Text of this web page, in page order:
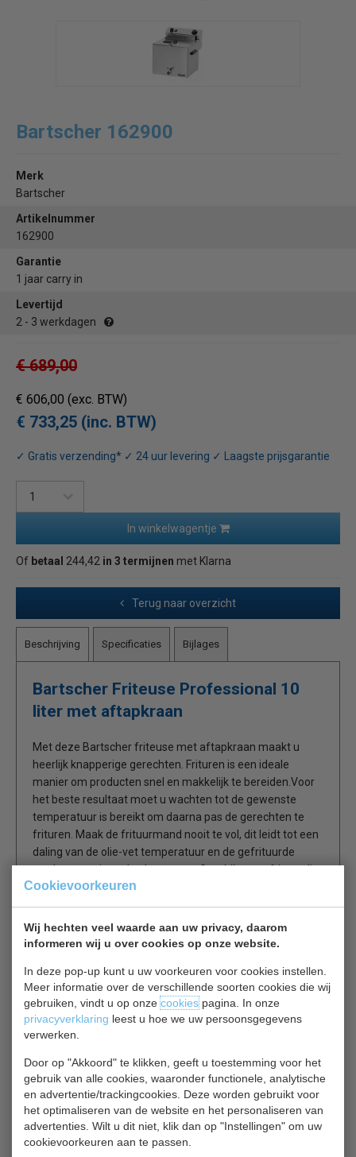
Cookievoorkeuren
Wij hechten veel waarde aan uw privacy, daarom
informeren wij u over cookies op onze website.
In deze pop-up kunt u uw voorkeuren voor cookies instellen.
Meer informatie over de verschillende soorten cookies die wij
gebruiken, vindt u op onzecookiespagina. In onze
privacyverklaring leest u hoe we uw persoonsgegevens
verwerken.
Door op "Akkoord" te klikken, geeft u toestemming voor het
gebruik van alle cookies, waaronder functionele, analytische
en advertentie/trackingcookies. Deze worden gebruikt voor
het optimaliseren van de website en het personaliseren van
advertenties. Wilt u dit niet, klik dan op "Instellingen" om uw
cookievoorkeuren aan te passen.
Bartscher 162900
Merk
Bartscher
Artikelnummer
162900
Garantie
1 jaar carry in
Levertijd
2 - 3 werkdagen
€ 689,00
€ 606,00 (exc. BTW)
€ 733,25 (inc. BTW)
✓ Gratis verzending* ✓ 24 uur levering ✓ Laagste prijsgarantie
In winkelwagentje
Of betaal 244,42 in 3 termijnen met Klarna
Terug naar overzicht
Beschrijving Specificaties Bijlages
Bartscher Friteuse Professional 10
liter met aftapkraan
Met deze Bartscher friteuse met aftapkraan maakt u
heerlijk knapperige gerechten. Frituren is een ideale
manier om producten snel en makkelijk te bereiden.Voor
het beste resultaat moet u wachten tot de gewenste
temperatuur is bereikt om daarna pas de gerechten te
frituren. Maak de frituurmand nooit te vol, dit leidt tot een
daling van de olie-vet temperatuur en de gefrituurde
producten zuigen dan het vet op. Geschikt voor frituurolie
en blok vet.
RVS
Inclusief korf en deksel
Geschikt voor frituurolie en blok vet
Aftapkraan
Gerelateerde producten
Bartscher 292046
Thermometer
€ 8,50